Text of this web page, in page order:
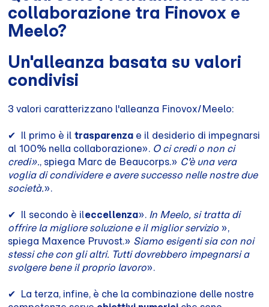
collaborazione tra Finovox e
Meelo?
Un'alleanza basata su valori
condivisi
3 valori caratterizzano l'alleanza Finovox/Meelo:
✔ ︎ Il primo è iltrasparenza e il desiderio di impegnarsi
al 100% nella collaborazione». O ci credi o non ci
credi»., spiega Marc de Beaucorps.» C'è una vera
voglia di condividere e avere successo nelle nostre due
società.».
✔ ︎ Il secondo è ileccellenza». In Meelo, si tratta di
offrire la migliore soluzione e il miglior servizio »,
spiega Maxence Pruvost.» Siamo esigenti sia con noi
stessi che con gli altri. Tutti dovrebbero impegnarsi a
svolgere bene il proprio lavoro».
✔ ︎ La terza, infine, è che la combinazione delle nostre